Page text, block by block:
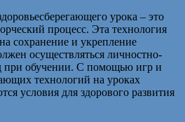
урока – это
процесс. Эта технология
сохранение и укрепление
осуществляться личностно-
при обучении. С помощью игр и
технологий на уроках
условия для здорового развития